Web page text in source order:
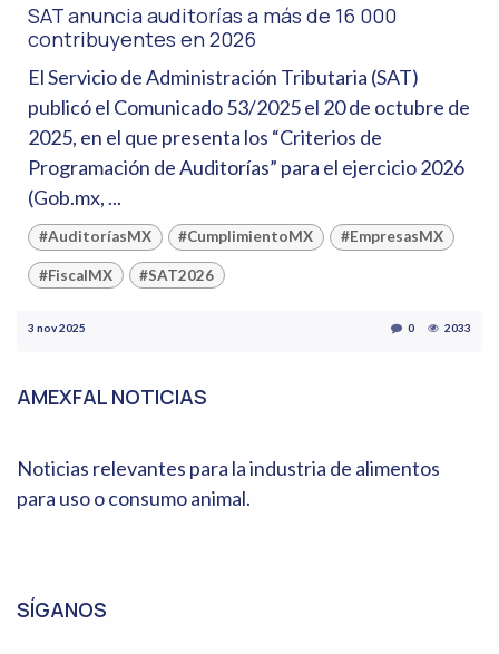
SAT anuncia auditorías a más de 16 000
contribuyentes en 2026
El Servicio de Administración Tributaria (SAT)
publicó el Comunicado 53/2025 el 20 de octubre de
2025, en el que presenta los “Criterios de
Programación de Auditorías” para el ejercicio 2026
(Gob.mx, ...
#AuditoríasMX #CumplimientoMX #EmpresasMX
#FiscalMX #SAT2026
3 nov 2025 0 2033
AMEXFAL NOTICIAS
Noticias relevantes para la industria de alimentos
para uso o consumo animal.
SÍGANOS